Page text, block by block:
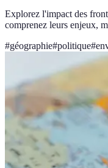
Explorez l'impact des
comprenez leurs enjeux,
#géographie#politique#